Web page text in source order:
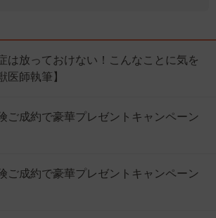
は放っておけない！こんなことに気を
医師執筆】
ご成約で豪華プレゼントキャンペーン
ご成約で豪華プレゼントキャンペーン